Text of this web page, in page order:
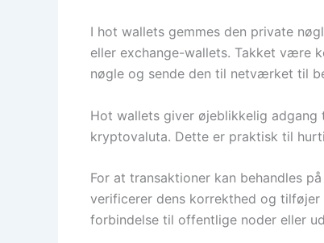
I hot wallets gemmes den private
eller exchange-wallets. Takket være
nøgle og sende den til netværket til
Hot wallets giver øjeblikkelig
kryptovaluta. Dette er praktisk til
For at transaktioner kan behandles
verificerer dens korrekthed og
forbindelse til offentlige noder eller